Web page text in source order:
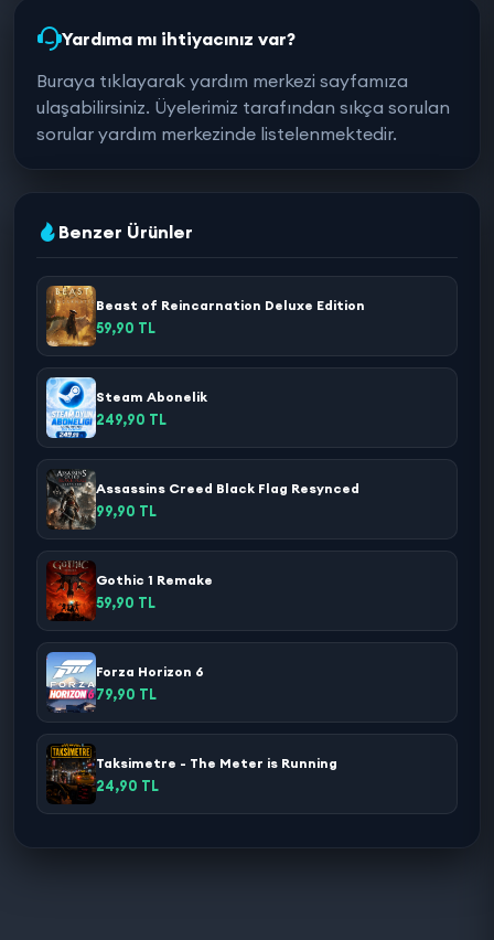
Yardıma mı ihtiyacınız var?
Buraya tıklayarak yardım merkezi sayfamıza
ulaşabilirsiniz. Üyelerimiz tarafından sıkça sorulan
sorular yardım merkezinde listelenmektedir.
Benzer Ürünler
Beast of Reincarnation Deluxe Edition
59,90 TL
Steam Abonelik
249,90 TL
Assassins Creed Black Flag Resynced
99,90 TL
Gothic 1 Remake
59,90 TL
Forza Horizon 6
79,90 TL
Taksimetre - The Meter is Running
24,90 TL